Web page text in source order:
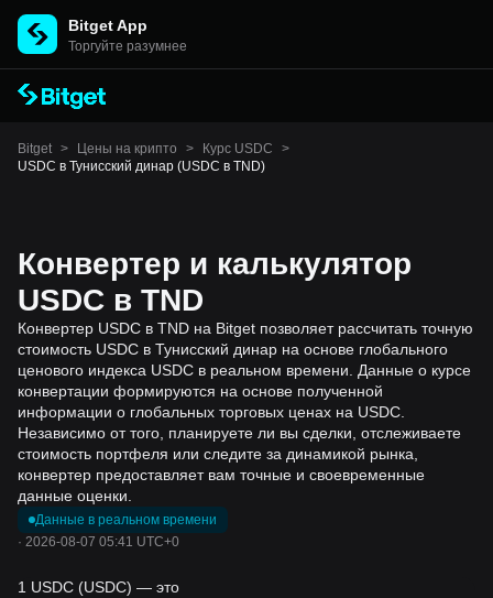
Bitget App
Торгуйте разумнее
Bitget > Цены на крипто > Курс USDC
>
USDC в Тунисский динар (USDC в TND)
Конвертер и калькулятор
USDC в TND
Конвертер USDC в TND на Bitget позволяет рассчитать точную
стоимость USDC в Тунисский динар на основе глобального
ценового индекса USDC в реальном времени. Данные о курсе
конвертации формируются на основе полученной
информации о глобальных торговых ценах на USDC.
Независимо от того, планируете ли вы сделки, отслеживаете
стоимость портфеля или следите за динамикой рынка,
конвертер предоставляет вам точные и своевременные
данные оценки.
Данные в реальном времени
· 2026-08-07 05:41 UTC+0
1 USDC (USDC) — это